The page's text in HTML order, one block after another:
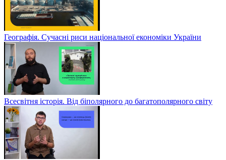
Географія. Сучасні риси національної економіки України
Всесвітня історія. Від біполярного до багатополярного світу